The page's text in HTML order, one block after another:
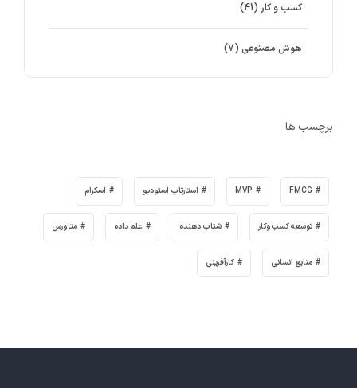
کسب و کار (41)
هوش مصنوعی (7)
برچسب ها
FMCG
MVP استارتاپ استودیو اسکرام
توسعه کسب‌وکار شتاب دهنده علم داده متاورس
منابع انسانی کارآفرینی